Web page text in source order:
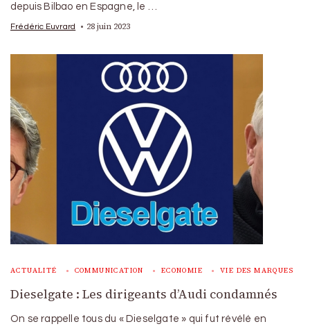
depuis Bilbao en Espagne, le …
Frédéric Euvrard 28 juin 2023
ACTUALITÉ COMMUNICATION ECONOMIE VIE DES MARQUES
Dieselgate : Les dirigeants d’Audi condamnés
On se rappelle tous du « Dieselgate » qui fut révélé en